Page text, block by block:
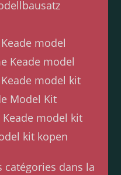
model
Keade model
model kit
Model Kit
Keade model kit
kit kopen
catégories dans la